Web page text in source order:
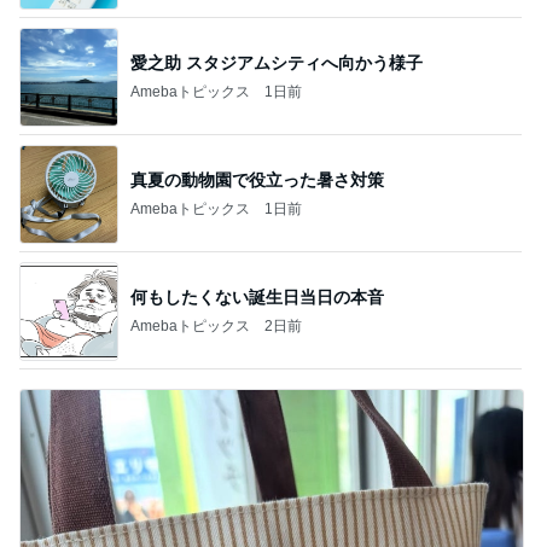
愛之助 スタジアムシティへ向かう様子
Amebaトピックス 1日前
真夏の動物園で役立った暑さ対策
Amebaトピックス 1日前
何もしたくない誕生日当日の本音
Amebaトピックス 2日前